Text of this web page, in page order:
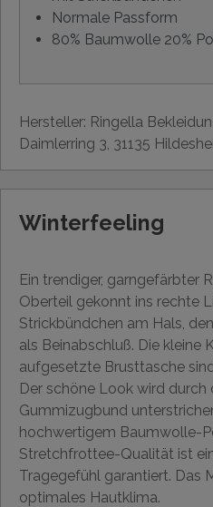
Normale Passform
80% Baumwolle 20%
Hersteller: Ringella
Daimlerring 3, 31135
Winterfeeling
Ein trendiger, garngefärbter
Oberteil gekonnt ins rechte
Strickbündchen am Hals,
als Beinabschluß. Die kleine
aufgesetzte Brusttasche
Der schöne Look wird
Gummizugbund
hochwertigem Baumwolle-
Stretchfrottee-Qualität ist
Tragegefühl garantiert. Das
optimales Hautklima.